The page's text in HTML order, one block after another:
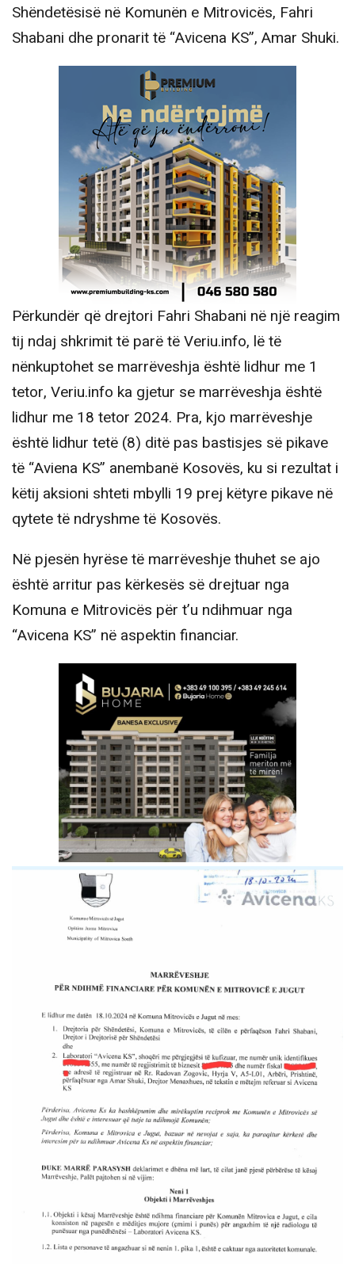
Shëndetësisë në Komunën e Mitrovicës, Fahri
Shabani dhe pronarit të “Avicena KS”, Amar Shuki.
Përkundër që drejtori Fahri Shabani në një reagim
tij ndaj shkrimit të parë të Veriu.info, lë të
nënkuptohet se marrëveshja është lidhur me 1
tetor, Veriu.info ka gjetur se marrëveshja është
lidhur me 18 tetor 2024. Pra, kjo marrëveshje
është lidhur tetë (8) ditë pas bastisjes së pikave
të “Aviena KS” anembanë Kosovës, ku si rezultat i
këtij aksioni shteti mbylli 19 prej këtyre pikave në
qytete të ndryshme të Kosovës.
Në pjesën hyrëse të marrëveshje thuhet se ajo
është arritur pas kërkesës së drejtuar nga
Komuna e Mitrovicës për t’u ndihmuar nga
“Avicena KS” në aspektin financiar.